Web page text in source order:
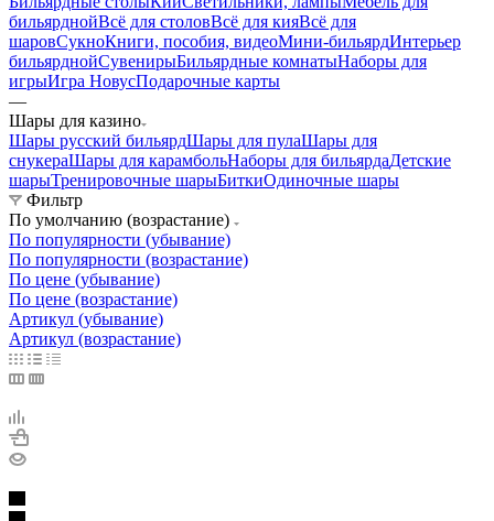
бильярднойВсё для столовВсё для кияВсё для
шаровСукноКниги, пособия, видеоМини-бильярдИнтерьер
бильярднойСувенирыБильярдные комнатыНаборы для
игрыИгра НовусПодарочные карты
—
Шары для казино
Шары русский бильярдШары для пулаШары для
снукераШары для карамбольНаборы для бильярдаДетские
шарыТренировочные шарыБиткиОдиночные шары
Фильтр
По умолчанию (возрастание)
По популярности (убывание)
По популярности (возрастание)
По цене (убывание)
По цене (возрастание)
Артикул (убывание)
Артикул (возрастание)